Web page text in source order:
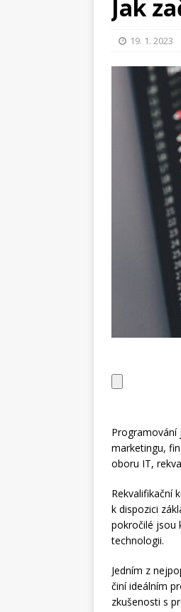
Jak
19. 1. 2023
Programování
marketingu,
oboru IT,
Rekvalifikační
k dispozici
pokročilé jsou
technologii.
Jedním z
činí ideálním
zkušenosti s